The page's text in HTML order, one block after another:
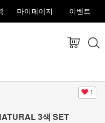
마이페이지 이벤트
1
3색 SET